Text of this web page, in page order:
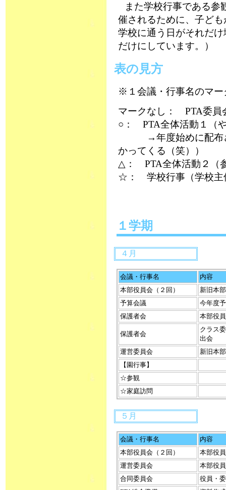
また学校行事である参
催されるために、子ど
学校に通う日がそれだ
だけにしています。）
表の見方
※１会議・行事名のマー
マークなし： PTA委員
○： PTA全体活動１（
→年度始めに配布さ
かってくる（笑））
△： PTA全体活動２（
☆： 学校行事（学校主
１学期
４月
会議・行事名
内容
本部役員会（２回）
新旧本
予算会議
今年度
保護者会
本部役
保護者会
クラス
出会
運営委員会
新旧本
【園行事】
☆参観
☆家庭訪問
５月
会議・行事名
内容
本部役員会（２回）
本部役
運営委員会
本部役
合同委員会
役員・